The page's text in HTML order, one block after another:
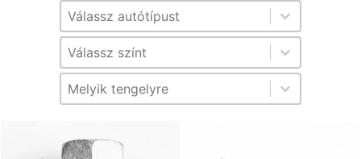
Típus
Típus
Szín
Szín
tengely
tengely